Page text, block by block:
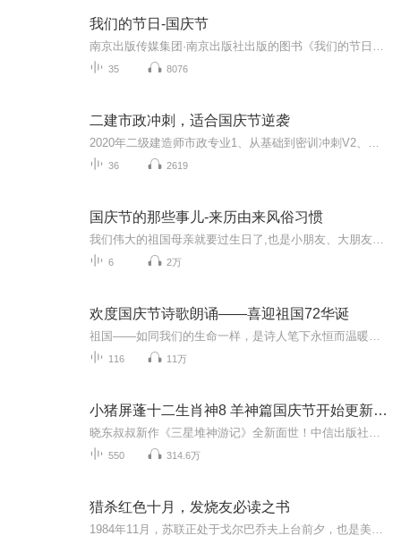
我们的节日-国庆节
35 8076
二建市政冲刺，适合国庆节逆袭
36 2619
国庆节的那些事儿-来历由来风俗习惯
6 2万
欢度国庆节诗歌朗诵——喜迎祖国72华诞
116 11万
小猪屏蓬十二生肖神8 羊神篇国庆节开始更新啦！
550 314.6万
猎杀红色十月，发烧友必读之书